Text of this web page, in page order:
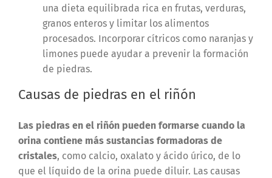
una dieta equilibrada rica en frutas, verduras,
granos enteros y limitar los alimentos
procesados. Incorporar cítricos como naranjas y
limones puede ayudar a prevenir la formación
de piedras.
Causas de piedras en el riñón
Las piedras en el riñón pueden formarse cuando la
orina contiene más sustancias formadoras de
cristales, como calcio, oxalato y ácido úrico, de lo
que el líquido de la orina puede diluir. Las causas